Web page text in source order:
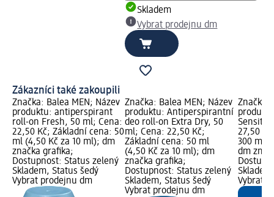
Skladem
Vybrat prodejnu dm
Zákazníci také zakoupili
Značka: Balea MEN; Název
produktu: antiperspirant
roll-on Fresh, 50 ml; Cena:
22,50 Kč; Základní cena: 50
ml (4,50 Kč za 10 ml); dm
značka grafika;
Dostupnost: Status zelený
Skladem, Status šedý
Vybrat prodejnu dm
Značka: Balea MEN; Název
produktu: Antiperspirantní
deo roll-on Extra Dry, 50
ml; Cena: 22,50 Kč;
Základní cena: 50 ml
(4,50 Kč za 10 ml); dm
značka grafika;
Dostupnost: Status zelený
Skladem, Status šedý
Vybrat prodejnu dm
Značka:
27,50
300 ml
dm
Vybrat